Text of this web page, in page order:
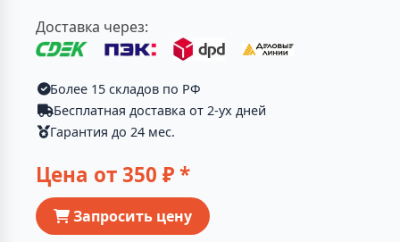
Доставка через:
Более 15 складов по РФ
Бесплатная доставка от 2-ух дней
Гарантия до 24 мес.
Цена от350 ₽ *
Запросить цену